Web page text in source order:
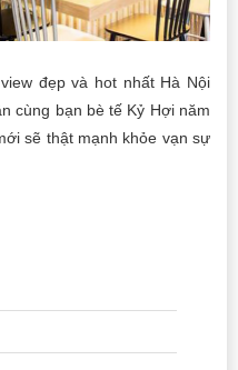
đẹp và hot nhất Hà Nội
cùng bạn bè tế Kỷ Hợi năm
sẽ thật mạnh khỏe vạn sự